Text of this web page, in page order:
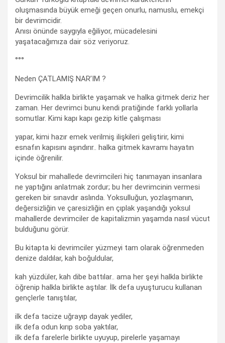
oluşmasında büyük emeği geçen onurlu, namuslu, emekçi
bir devrimcidir.
Anısı önünde saygıyla eğiliyor, mücadelesini
yaşatacağımıza dair söz veriyoruz.
°°°
Neden ÇATLAMIŞ NAR’IM ?
Devrimcilik halkla birlikte yaşamak ve halka gitmek deriz her
zaman. Her devrimci bunu kendi pratiğinde farklı yollarla
somutlar. Kimi kapı kapı gezip kitle çalışması
yapar, kimi hazır emek verilmiş ilişkileri geliştirir, kimi
esnafın kapısını aşındırır.. halka gitmek kavramı hayatın
içinde öğrenilir.
Yoksul bir mahallede devrimcileri hiç tanımayan insanlara
ne yaptığını anlatmak zordur; bu her devrimcinin vermesi
gereken bir sınavdır aslında. Yoksulluğun, yozlaşmanın,
değersizliğin ve çaresizliğin en çıplak yaşandığı yoksul
mahallerde devrimciler de kapitalizmin yaşamda nasıl vücut
bulduğunu görür.
Bu kitapta ki devrimciler yüzmeyi tam olarak öğrenmeden
denize daldılar, kah boğuldular,
kah yüzdüler, kah dibe battılar.. ama her şeyi halkla birlikte
öğrenip halkla birlikte aştılar. İlk defa uyuşturucu kullanan
gençlerle tanıştılar,
ilk defa tacize uğrayıp dayak yediler,
ilk defa odun kırıp soba yaktılar,
ilk defa farelerle birlikte uyuyup, pirelerle yaşamayı